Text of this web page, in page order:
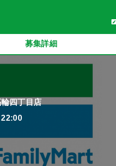
募集詳細
四丁目店